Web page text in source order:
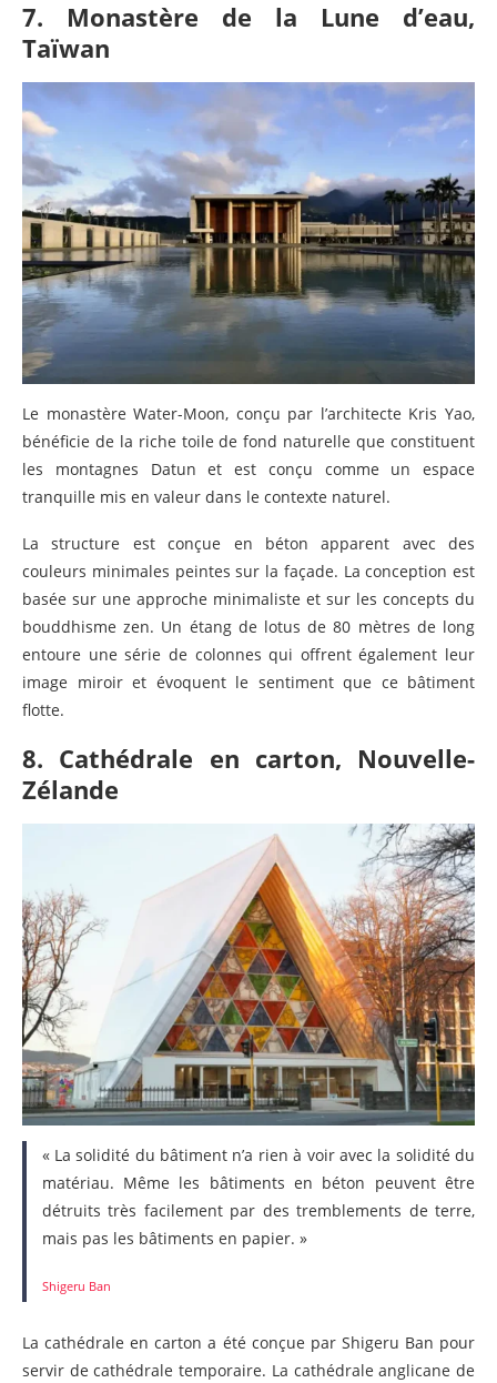
7. Monastère de la Lune d’eau,
Taïwan
Le monastère Water-Moon, conçu par l’architecte Kris Yao,
bénéficie de la riche toile de fond naturelle que constituent
les montagnes Datun et est conçu comme un espace
tranquille mis en valeur dans le contexte naturel.
La structure est conçue en béton apparent avec des
couleurs minimales peintes sur la façade. La conception est
basée sur une approche minimaliste et sur les concepts du
bouddhisme zen. Un étang de lotus de 80 mètres de long
entoure une série de colonnes qui offrent également leur
image miroir et évoquent le sentiment que ce bâtiment
flotte.
8. Cathédrale en carton, Nouvelle-
Zélande
« La solidité du bâtiment n’a rien à voir avec la solidité du
matériau. Même les bâtiments en béton peuvent être
détruits très facilement par des tremblements de terre,
mais pas les bâtiments en papier. »
Shigeru Ban
La cathédrale en carton a été conçue par Shigeru Ban pour
servir de cathédrale temporaire. La cathédrale anglicane de